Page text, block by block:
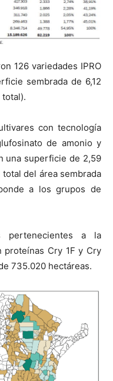
126 variedades IPRO
sembrada de 6,12
con tecnología
de amonio y
una superficie de 2,59
del área sembrada
a los grupos de
pertenecientes a la
proteínas Cry 1F y Cry
735.020 hectáreas.